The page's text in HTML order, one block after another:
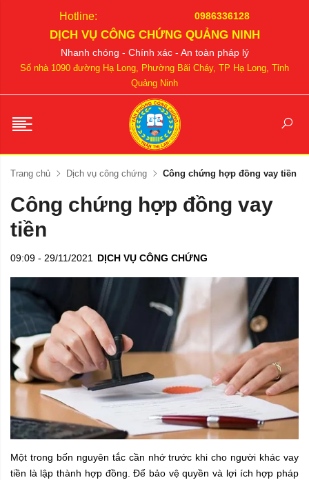
Hotline: 0986336128
DỊCH VỤ CÔNG CHỨNG QUẢNG NINH
Nhanh chóng - Chính xác - An toàn pháp lý
Số nhà 1090 đường Hạ Long, Phường Bãi Cháy, TP Hạ Long, Tỉnh
Quảng Ninh
Trang chủ Dịch vụ công chứng Công chứng hợp đồng vay tiền
Công chứng hợp đồng vay
tiền
09:09 - 29/11/2021 DỊCH VỤ CÔNG CHỨNG
Một trong bốn nguyên tắc cần nhớ trước khi cho người khác vay
tiền là lập thành hợp đồng. Để bảo vệ quyền và lợi ích hợp pháp